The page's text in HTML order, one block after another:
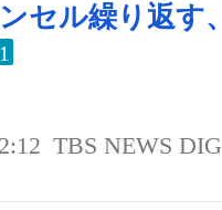
セル繰り返す、
TBS NEWS DIG